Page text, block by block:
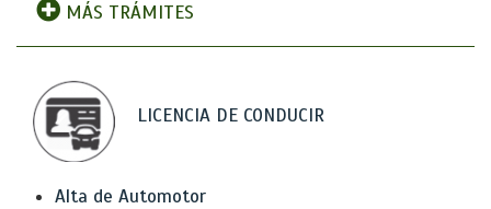
MÁS TRÁMITES
LICENCIA DE CONDUCIR
Alta de Automotor